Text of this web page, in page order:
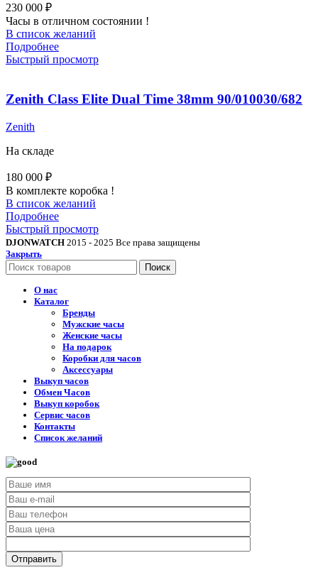
230 000 ₽
Часы в отличном состоянии !
В список желаний
Подробнее
Быстрый просмотр
Zenith Class Elite Dual Time 38mm 90/010030/682
Zenith
На складе
180 000 ₽
В комплекте коробка !
В список желаний
Подробнее
Быстрый просмотр
DJONWATCH 2015 - 2025 Все права защищены
Закрыть
Поиск
О нас
Каталог
Бренды
Мужские часы
Женские часы
На подарок
Коробки для часов
Аксессуары
Выкуп часов
Обмен Часов
Выкуп коробок
Сервис часов
Контакты
Список желаний